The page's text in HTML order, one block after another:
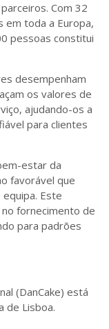
Com 32
em toda a Europa,
pessoas constitui
desempenham
os valores de
ajudando-os a
para clientes
estar da
favorável que
Este
fornecimento de
para padrões
(DanCake) está
de Lisboa.